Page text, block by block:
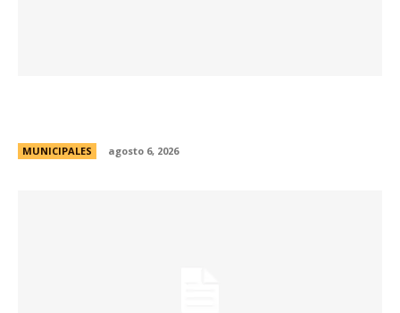
MUNICIPALES agosto 6, 2026